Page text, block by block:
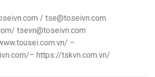
/ tse@toseivn.com
tsevn@toseivn.com
–
– https://tskvn.com.vn/